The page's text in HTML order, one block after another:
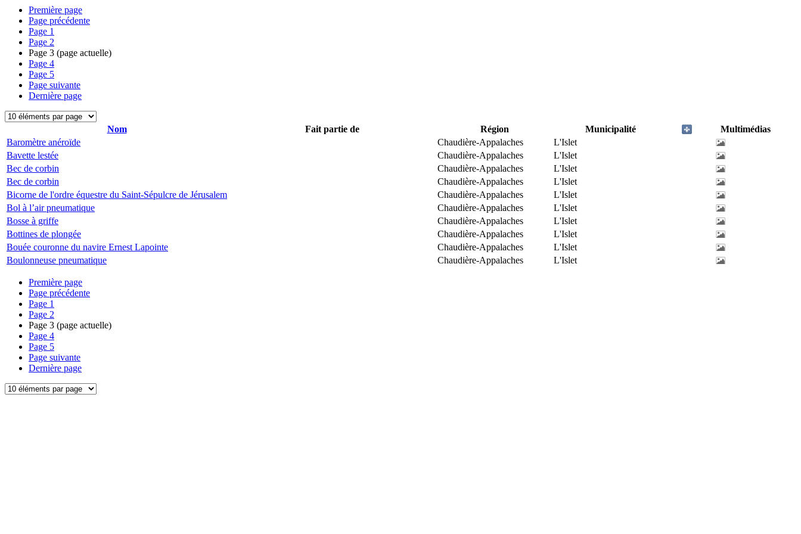
Première page
Page précédente
Page 1
Page 2
Page 3 (page actuelle)
Page 4
Page 5
Page suivante
Dernière page
Nom Fait partie de Région Municipalité
Multimédias
Baromètre anéroïde
Chaudière-Appalaches
L'Islet
Bavette lestée
Chaudière-Appalaches
L'Islet
Bec de corbin
Chaudière-Appalaches
L'Islet
Bec de corbin
Chaudière-Appalaches
L'Islet
Bicorne de l'ordre équestre du Saint-Sépulcre de Jérusalem
Chaudière-Appalaches
L'Islet
Bol à l’air pneumatique
Chaudière-Appalaches
L'Islet
Bosse à griffe
Chaudière-Appalaches
L'Islet
Bottines de plongée
Chaudière-Appalaches
L'Islet
Bouée couronne du navire Ernest Lapointe
Chaudière-Appalaches
L'Islet
Boulonneuse pneumatique
Chaudière-Appalaches L'Islet
Première page
Page précédente
Page 1
Page 2
Page 3 (page actuelle)
Page 4
Page 5
Page suivante
Dernière page